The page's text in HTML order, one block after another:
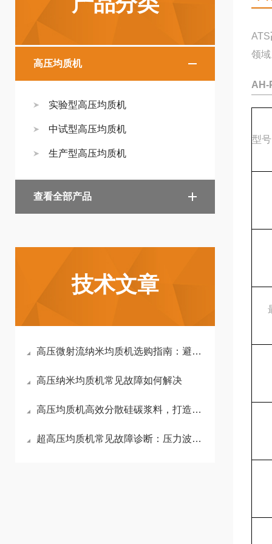
高压均质机
实验型高压均质机
中试型高压均质机
生产型高压均质机
查看全部产品
技术文章
高压微射流纳米均质机选购指南：避开这5个“参数陷阱”，少花20万冤枉钱
高压纳米均质机常见故障如何解决
高压均质机高效分散硅碳浆料，打造高性能硅碳负极材料
超高压均质机常见故障诊断：压力波动、密封泄漏、温度过高的解决方案
ATS
领
AH-
型号